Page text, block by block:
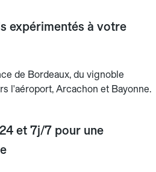
expérimentés à votre
de Bordeaux, du vignoble
l'aéroport, Arcachon et Bayonne.
et 7j/7 pour une